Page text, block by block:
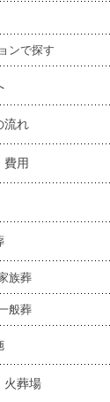
ンで探す
流れ
費用
族葬
般葬
火葬場